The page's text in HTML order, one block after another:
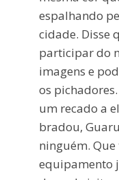
espalhando
cidade. Disse
participar do
imagens e
os
um recado a
bradou,
ninguém. Que
equipamento